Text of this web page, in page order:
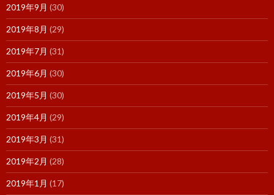
2019年9月 (30)
2019年8月 (29)
2019年7月 (31)
2019年6月 (30)
2019年5月 (30)
2019年4月 (29)
2019年3月 (31)
2019年2月 (28)
2019年1月 (17)